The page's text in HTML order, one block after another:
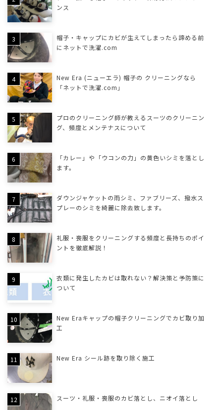
ンス
帽子・キャップにカビが生えてしまったら諦める前
にネットで洗濯.com
New Era (ニューエラ) 帽子の クリーニングなら
「ネットで洗濯.com」
プロのクリーニング師が教えるスーツのクリーニン
グ、頻度とメンテナスについて
「カレー」や「ウコンの力」の黄色いシミを落とし
ます。
ダウンジャケットの雨シミ、ファブリーズ、撥水ス
プレーのシミを綺麗に除去致します。
礼服・喪服をクリーニングする頻度と長持ちのポイ
ントを徹底解説！
衣類に発生したカビは取れない？解決策と予防策に
ついて
New Eraキャップの帽子クリーニングでカビ取り加
工
New Era シール跡を取り除く施工
スーツ・礼服・喪服のカビ落とし、ニオイ落とし